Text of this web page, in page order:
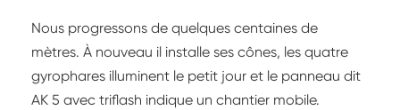
Nous progressons de quelques centaines de
mètres. À nouveau il installe ses cônes, les quatre
gyrophares illuminent le petit jour et le panneau dit
AK 5 avec triflash indique un chantier mobile.